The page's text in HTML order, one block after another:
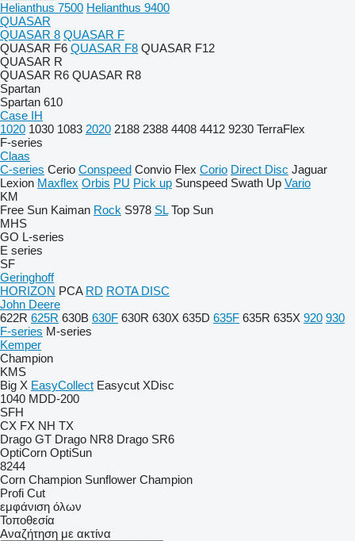
Helianthus 7500 Helianthus 9400
QUASAR
QUASAR 8 QUASAR F
QUASAR F6 QUASAR F8 QUASAR F12
QUASAR R
QUASAR R6 QUASAR R8
Spartan
Spartan 610
Case IH
1020 1030 1083 2020 2188 2388 4408 4412 9230 TerraFlex
F-series
Claas
C-series Cerio Conspeed Convio Flex Corio Direct Disc Jaguar
Lexion Maxflex Orbis PU Pick up Sunspeed Swath Up Vario
KM
Free Sun Kaiman Rock S978 SL Top Sun
MHS
GO L-series
E series
SF
Geringhoff
HORIZON PCA RD ROTA DISC
John Deere
622R 625R 630B 630F 630R 630X 635D 635F 635R 635X 920 930
F-series M-series
Kemper
Champion
KMS
Big X EasyCollect Easycut XDisc
1040 MDD-200
SFH
CX FX NH TX
Drago GT Drago NR8 Drago SR6
OptiCorn OptiSun
8244
Corn Champion Sunflower Champion
Profi Cut
εμφάνιση όλων
Τοποθεσία
Αναζήτηση με ακτίνα